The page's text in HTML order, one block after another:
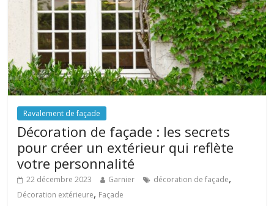
Ravalement de façade
Décoration de façade : les secrets
pour créer un extérieur qui reflète
votre personnalité
22 décembre 2023 Garnier décoration de façade,
Décoration extérieure, Façade